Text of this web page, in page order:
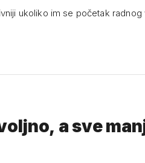
ukoliko im se početak radnog
a sve